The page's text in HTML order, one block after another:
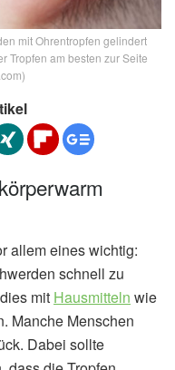
mit Ohrentropfen gelindert
Tropfen am besten zur Seite
allem eines wichtig:
schnell zu
mit Hausmitteln wie
Manche Menschen
Dabei sollte